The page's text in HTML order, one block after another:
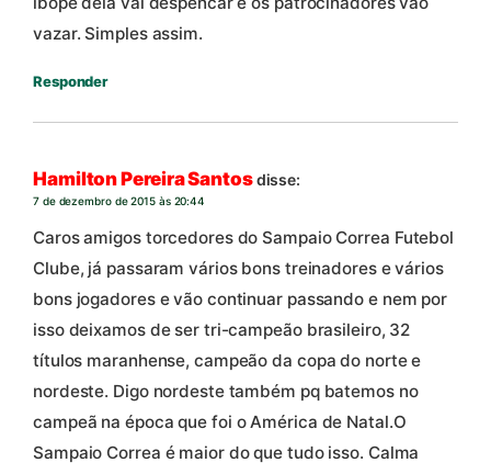
vazar. Simples assim.
Responder
Hamilton Pereira Santosdisse:
7 de dezembro de 2015 às 20:44
Caros amigos torcedores do Sampaio Correa Futebol
Clube, já passaram vários bons treinadores e vários
bons jogadores e vão continuar passando e nem por
isso deixamos de ser tri-campeão brasileiro, 32
títulos maranhense, campeão da copa do norte e
nordeste. Digo nordeste também pq batemos no
campeã na época que foi o América de Natal.O
Sampaio Correa é maior do que tudo isso. Calma